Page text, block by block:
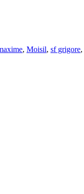
, Moisil, sf grigore,